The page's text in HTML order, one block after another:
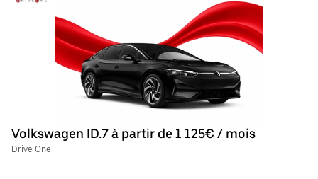
Volkswagen ID.7 à partir de 1 125€ / mois
Drive One